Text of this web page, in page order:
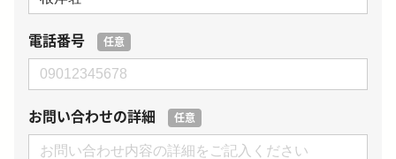
電話番号 任意
お問い合わせの詳細 任意